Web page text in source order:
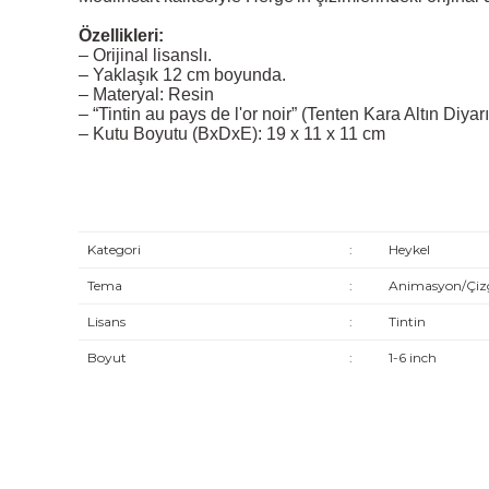
Özellikleri:
– Orijinal lisanslı.
– Yaklaşık 12 cm boyunda.
– Materyal: Resin
– “Tintin au pays de l'or noir” (Tenten Kara Altın
– Kutu Boyutu (BxDxE): 19 x 11 x 11 cm
Kategori : Heykel
Tema : Animasyon/
Lisans : Tintin
Boyut : 1-6 inch